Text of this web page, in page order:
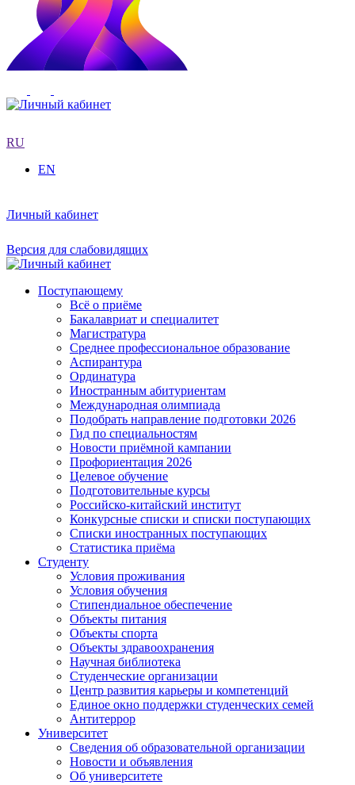
RU
EN
Личный кабинет
Версия для слабовидящих
Поступающему
Всё о приёме
Бакалавриат и специалитет
Магистратура
Среднее профессиональное образование
Аспирантура
Ординатура
Иностранным абитуриентам
Международная олимпиада
Подобрать направление подготовки 2026
Гид по специальностям
Новости приёмной кампании
Профориентация 2026
Целевое обучение
Подготовительные курсы
Российско-китайский институт
Конкурсные списки и списки поступающих
Списки иностранных поступающих
Статистика приёма
Студенту
Условия проживания
Условия обучения
Стипендиальное обеспечение
Объекты питания
Объекты спорта
Объекты здравоохранения
Научная библиотека
Студенческие организации
Центр развития карьеры и компетенций
Единое окно поддержки студенческих семей
Антитеррор
Университет
Сведения об образовательной организации
Новости и объявления
Об университете